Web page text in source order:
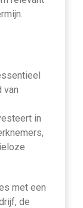
van
in
met een
de